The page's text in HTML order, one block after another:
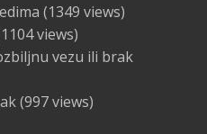
(1349 views)
views)
vezu ili brak
(997 views)